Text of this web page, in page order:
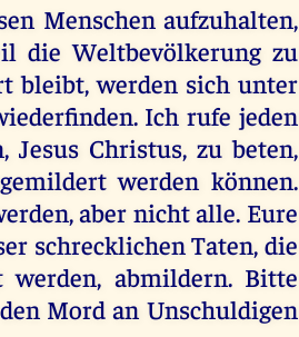
Menschen aufzuhalten,
die Weltbevölkerung zu
bleibt, werden sich unter
Ich rufe jeden
Jesus Christus, zu beten,
werden können.
aber nicht alle. Eure
schrecklichen Taten, die
werden, abmildern. Bitte
Mord an Unschuldigen